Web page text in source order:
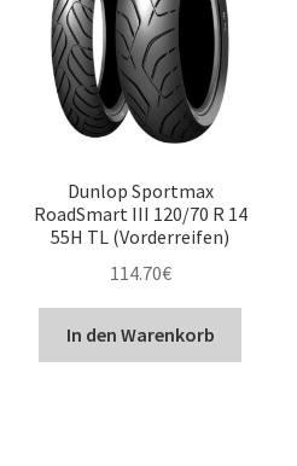
Dunlop Sportmax
RoadSmart III 120/70 R 14
55H TL (Vorderreifen)
114.70€
In den Warenkorb